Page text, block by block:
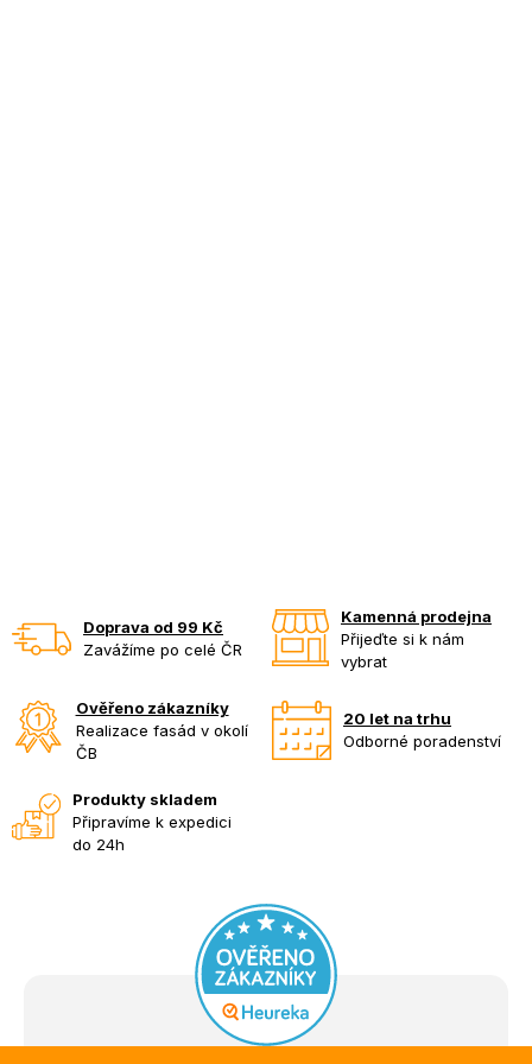
Doprava od 99 Kč
Zavážíme po celé ČR
Kamenná prodejna
Přijeďte si k nám
vybrat
Ověřeno zákazníky
Realizace fasád v okolí
ČB
20 let na trhu
Odborné poradenství
Produkty skladem
Připravíme k expedici
do 24h